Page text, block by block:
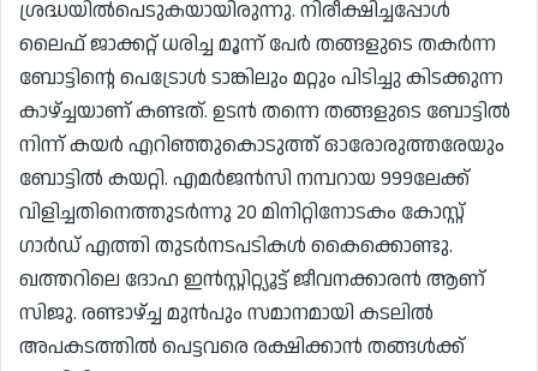
ശ്രദ്ധയിൽപെടുകയായിരുന്നു. നിരീക്ഷിച്ചപ്പോൾ
ലൈഫ് ജാക്കറ്റ് ധരിച്ച മൂന്ന് പേർ തങ്ങളുടെ തകർന്ന
ബോട്ടിന്റെ പെട്രോൾ ടാങ്കിലും മറ്റും പിടിച്ചു കിടക്കുന്ന
കാഴ്ച്ചയാണ് കണ്ടത്. ഉടൻ തന്നെ തങ്ങളുടെ ബോട്ടിൽ
നിന്ന് കയർ എറിഞ്ഞുകൊടുത്ത് ഓരോരുത്തരേയും
ബോട്ടിൽ കയറ്റി. എമർജൻസി നമ്പറായ 999ലേക്ക്
വിളിച്ചതിനെത്തുടർന്നു 20 മിനിറ്റിനോടകം കോസ്റ്റ്
ഗാർഡ് എത്തി തുടർനടപടികൾ കൈക്കൊണ്ടു.
ഖത്തറിലെ ദോഹ ഇൻസ്റ്റിറ്റ്യൂട്ട് ജീവനക്കാരൻ ആണ്
സിജു. രണ്ടാഴ്ച്ച മുൻപും സമാനമായി കടലിൽ
അപകടത്തിൽ പെട്ടവരെ രക്ഷിക്കാൻ തങ്ങൾക്ക്